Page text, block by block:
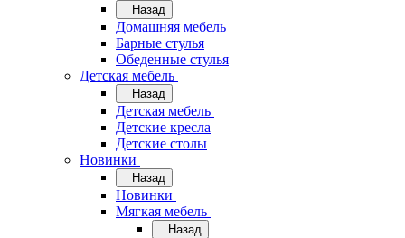
Назад
Домашняя мебель
Барные стулья
Обеденные стулья
Детская мебель
Назад
Детская мебель
Детские кресла
Детские столы
Новинки
Назад
Новинки
Мягкая мебель
Назад